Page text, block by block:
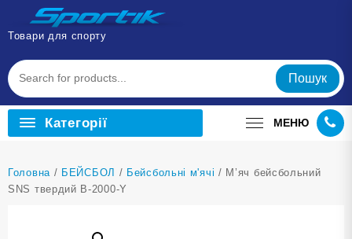
Перейти
вмісту
Товари для спорту
Пошук
Категорії МЕНЮ
Головна / БЕЙСБОЛ / Бейсбольні м'ячі / М’яч бейсбольний
SNS твердий B-2000-Y